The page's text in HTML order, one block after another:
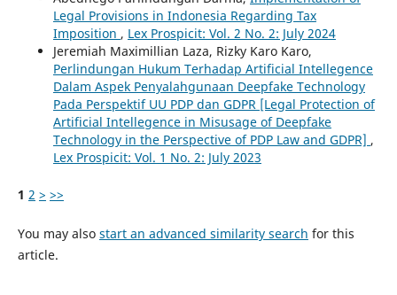
Legal Provisions in Indonesia Regarding Tax
Imposition , Lex Prospicit: Vol. 2 No. 2: July 2024
Jeremiah Maximillian Laza, Rizky Karo Karo,
Perlindungan Hukum Terhadap Artificial Intellegence
Dalam Aspek Penyalahgunaan Deepfake Technology
Pada Perspektif UU PDP dan GDPR [Legal Protection of
Artificial Intellegence in Misusage of Deepfake
Technology in the Perspective of PDP Law and GDPR] ,
Lex Prospicit: Vol. 1 No. 2: July 2023
1 2 > >>
You may also start an advanced similarity search for this
article.